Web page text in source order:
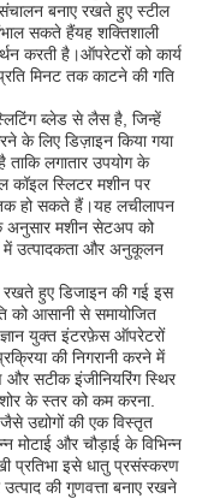
बनाए रखते हुए स्टील
सकते हैंयह शक्तिशाली
करती है।ऑपरेटरों को कार्य
मिनट तक काटने की गति
ब्लेड से लैस है, जिन्हें
के लिए डिज़ाइन किया गया
ताकि लगातार उपयोग के
कॉइल स्लिटर मशीन पर
हो सकते हैं।यह लचीलापन
अनुसार मशीन सेटअप को
में उत्पादकता और अनुकूलन
रखते हुए डिजाइन की गई इस
को आसानी से समायोजित
युक्त इंटरफ़ेस ऑपरेटरों
की निगरानी करने में
और सटीक इंजीनियरिंग स्थिर
के स्तर को कम करना.
जैसे उद्योगों की एक विस्तृत
मोटाई और चौड़ाई के विभिन्न
प्रतिभा इसे धातु प्रसंस्करण
की गुणवत्ता बनाए रखने